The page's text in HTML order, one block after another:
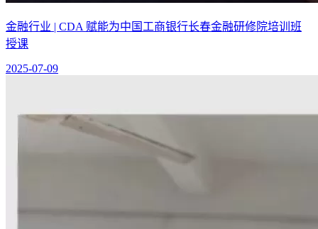
金融行业 | CDA 赋能为中国工商银行长春金融研修院培训班
授课
2025-07-09